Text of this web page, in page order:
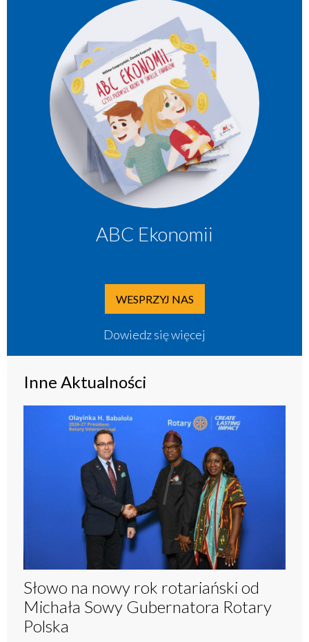
ABC Ekonomii
WESPRZYJ NAS
Dowiedz się więcej
Inne Aktualności
Słowo na nowy rok rotariański od
Michała Sowy Gubernatora Rotary
Polska